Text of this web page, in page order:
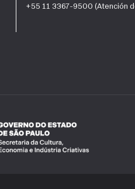
+55 11 3367-9500 (Atención